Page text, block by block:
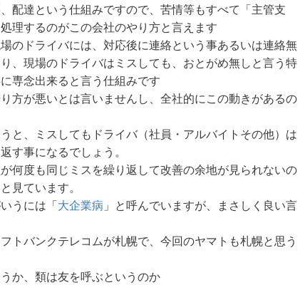
配達という仕組みですので、苦情等もすべて「主管支
理するのがこの会社のやり方と言えます
のドライバには、対応後に連絡という事あるいは連絡無
、現場のドライバはミスしても、おとがめ無しと言う特
専念出来ると言う仕組みです
方が悪いとは言いませんし、全社的にこの動きがあるの
と、ミスしてもドライバ（社員・アルバイトその他）は
す事になるでしょう。
何度も同じミスを繰り返して改善の余地が見られないの
見ています。
うには「大企業病 」と呼んでいますが、まさしく良い言
トバンクテレコムが札幌で、今回のヤマトも札幌と思う
か、類は友を呼ぶというのか